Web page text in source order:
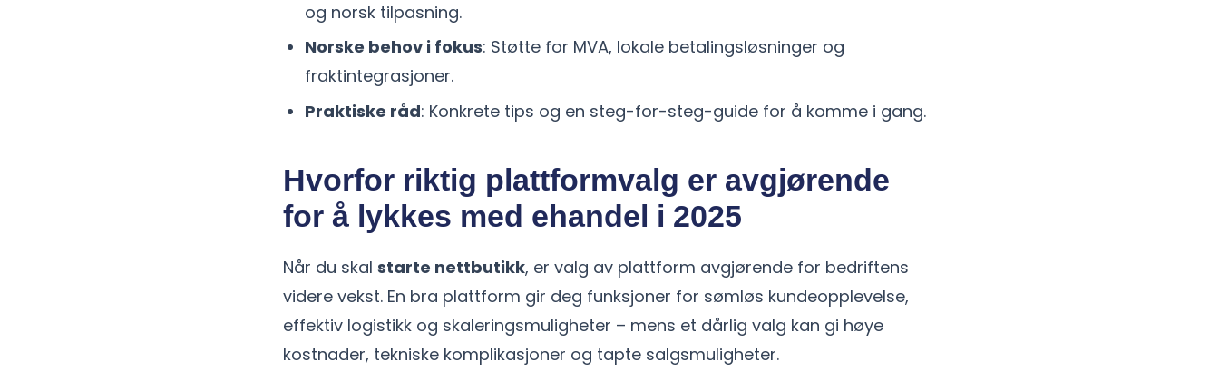
og norsk tilpasning.
Norske behov i fokus: Støtte for MVA, lokale betalingsløsninger og
fraktintegrasjoner.
Praktiske råd: Konkrete tips og en steg-for-steg-guide for å komme i gang.
Hvorfor riktig plattformvalg er avgjørende
for å lykkes med ehandel i 2025
Når du skal starte nettbutikk, er valg av plattform avgjørende for bedriftens
videre vekst. En bra plattform gir deg funksjoner for sømløs kundeopplevelse,
effektiv logistikk og skaleringsmuligheter – mens et dårlig valg kan gi høye
kostnader, tekniske komplikasjoner og tapte salgsmuligheter.